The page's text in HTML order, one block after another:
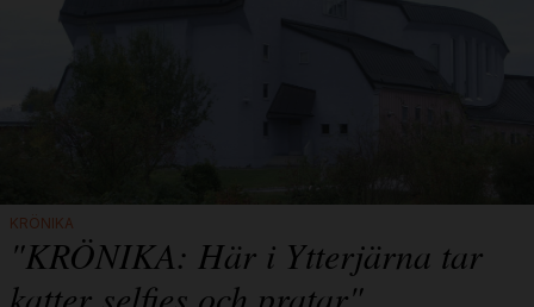
KRÖNIKA
"KRÖNIKA: Här i Ytterjärna tar
katter selfies och pratar"